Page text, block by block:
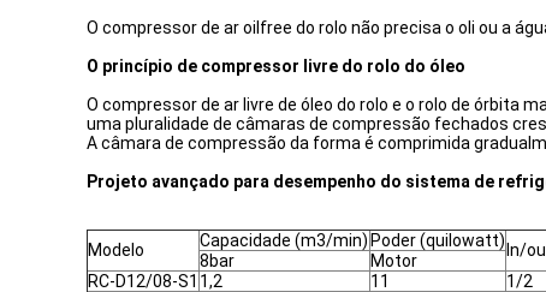
O compressor de ar oilfree do rolo não precisa o oli ou a
O princípio de compressor livre do rolo do óleo
O compressor de ar livre de óleo do rolo e o rolo de órbita
uma pluralidade de câmaras de compressão fechados
A câmara de compressão da forma é comprimida
Projeto avançado para desempenho do sistema de
Modelo Capacidade (m3/min) Poder (quilowatt) In/
8bar
Motor
RC-D12/08-S1 1,2 11 1/2